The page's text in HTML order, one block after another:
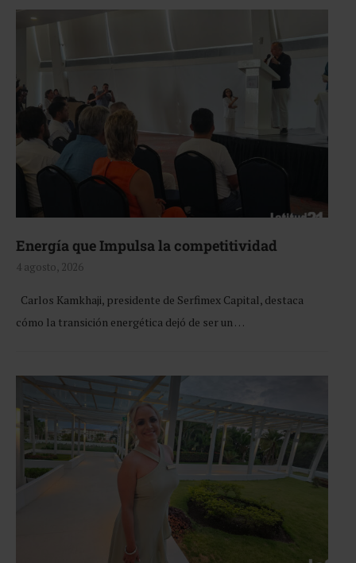
Energía que Impulsa la competitividad
4 agosto, 2026
Carlos Kamkhaji, presidente de Serfimex Capital, destaca
cómo la transición energética dejó de ser un …